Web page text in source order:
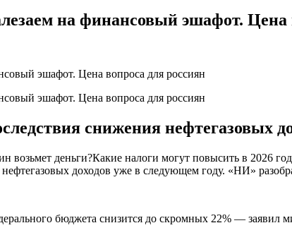
на финансовый эшафот. Цена
снижения нефтегазовых
деньги?Какие налоги могут повысить в 2026
доходов уже в следующем году. «НИ»
бюджета снизится до скромных 22% — заявил